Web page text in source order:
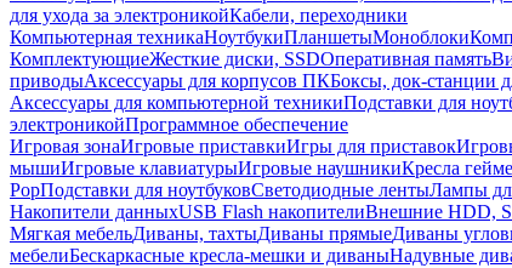
для ухода за электроникойКабели, переходники
Компьютерная техникаНоутбукиПланшетыМоноблоки
КомплектующиеЖесткие диски, SSDОперативная память
приводыАксессуары для корпусов ПКБоксы, док-станции
Аксессуары для компьютерной техникиПодставки для
электроникойПрограммное обеспечение
Игровая зонаИгровые приставкиИгры для приставок
мышиИгровые клавиатурыИгровые наушникиКресла
PopПодставки для ноутбуковСветодиодные лентыЛампы
Накопители данныхUSB Flash накопителиВнешние HDD,
Мягкая мебельДиваны, тахтыДиваны прямыеДиваны
мебелиБескаркасные кресла-мешки и диваныНадувные